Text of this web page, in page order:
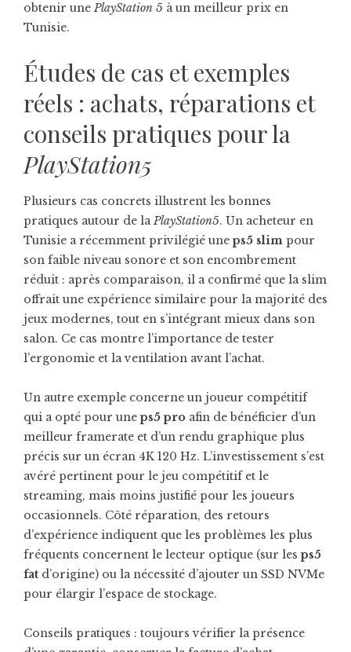
obtenir une PlayStation 5 à un meilleur prix en
Tunisie.
Études de cas et exemples
réels : achats, réparations et
conseils pratiques pour la
PlayStation5
Plusieurs cas concrets illustrent les bonnes
pratiques autour de laPlayStation5. Un acheteur en
Tunisie a récemment privilégié une ps5 slim pour
son faible niveau sonore et son encombrement
réduit : après comparaison, il a confirmé que la slim
offrait une expérience similaire pour la majorité des
jeux modernes, tout en s’intégrant mieux dans son
salon. Ce cas montre l’importance de tester
l’ergonomie et la ventilation avant l’achat.
Un autre exemple concerne un joueur compétitif
qui a opté pour une ps5 pro afin de bénéficier d’un
meilleur framerate et d’un rendu graphique plus
précis sur un écran 4K 120 Hz. L’investissement s’est
avéré pertinent pour le jeu compétitif et le
streaming, mais moins justifié pour les joueurs
occasionnels. Côté réparation, des retours
d’expérience indiquent que les problèmes les plus
fréquents concernent le lecteur optique (sur les ps5
fat d’origine) ou la nécessité d’ajouter un SSD NVMe
pour élargir l’espace de stockage.
Conseils pratiques : toujours vérifier la présence